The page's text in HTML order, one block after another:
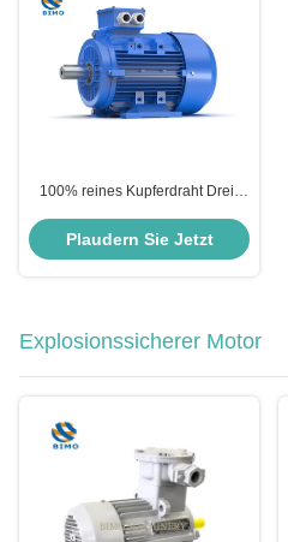
100% reines Kupferdraht Drei-
50Hz vollständig geschlossener
Plaudern Sie Jetzt
Explosionssicherer Motor